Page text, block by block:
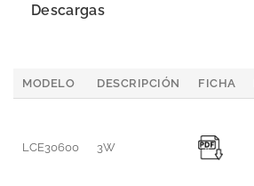
Descargas
MODELO DESCRIPCIÓN FICHA
LCE30600 3W